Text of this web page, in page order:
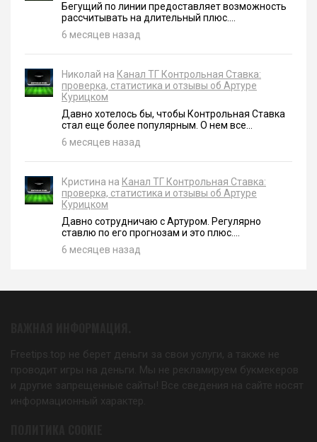
Бегущий по линии предоставляет возможность
рассчитывать на длительный плюс....
6 месяцев назад
Николай на Канал ТГ Контрольная Ставка:
проверка, статистика и отзывы об Артуре
Курицком
Давно хотелось бы, чтобы Контрольная Ставка
стал еще более популярным. О нем все...
6 месяцев назад
Кристина на Канал ТГ Контрольная Ставка:
проверка, статистика и отзывы об Артуре
Курицком
Давно сотрудничаю с Артуром. Регулярно
ставлю по его прогнозам и это плюс....
6 месяцев назад
Freetips.top не берет деньги за свои услуги, а также не
проводит игры на деньги. Мы не рекламируем букмекеров
и другие запрещенные сайты! Все сведения на сайте носят
информационный характер.